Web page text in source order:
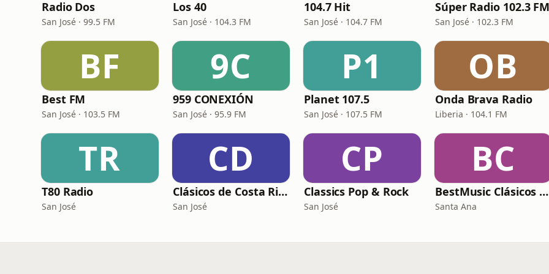
Radio Dos
San José · 99.5 FM
Los 40
San José · 104.3 FM
104.7 Hit
San José · 104.7 FM
Súper Radio 102.3
San José · 102.3 FM
BF
Best FM
San José · 103.5 FM
9C
959 CONEXIÓN
San José · 95.9 FM
P1
Planet 107.5
San José · 107.5 FM
OB
Onda Brava Radio
Liberia · 104.1 FM
TR
T80 Radio
San José
CD
Clásicos de Costa Rica
San José
CP
Classics Pop & Rock
San José
BC
BestMusic Clásicos Radio
Santa Ana